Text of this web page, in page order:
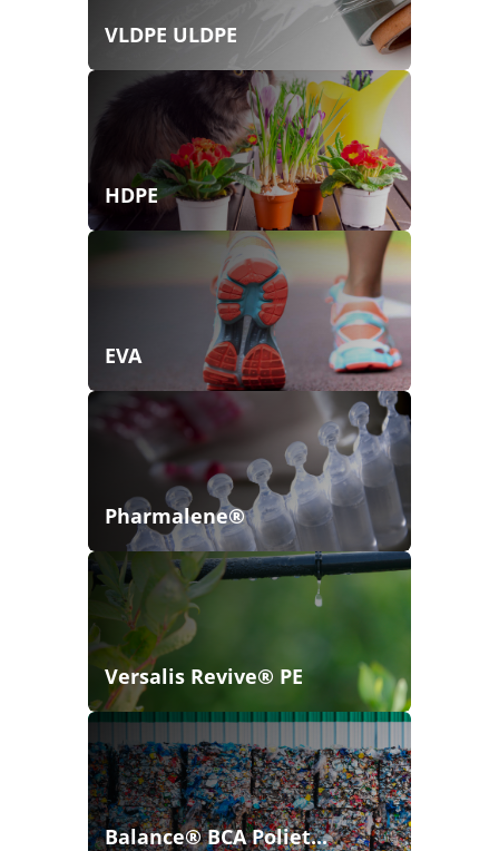
VLDPE ULDPE
HDPE
EVA
Pharmalene®
Versalis Revive® PE
Balance® BCA Poliet...